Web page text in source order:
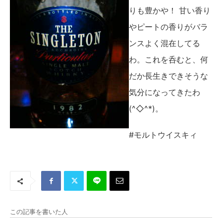
りも豊かや！ 甘い香り
やピートの香りがバラ
ンスよく混在してる
わ。これを呑むと、何
だか長生きできそうな
気分になってきたわ
(^◇^*)。
#モルトウイスキィ
この記事を書いた人